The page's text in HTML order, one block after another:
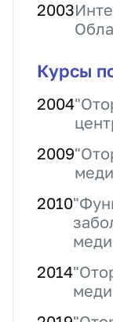
2003
Курсы
2004
2009
2010
2014